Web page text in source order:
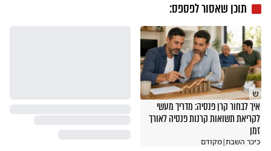
תוכן שאסור לפספס:
ש
איך לבחור קרן פנסיה: מדריך מעשי
לקריאת תשואות קרנות פנסיה לאורך
זמן
כיכר השבת|מקודם